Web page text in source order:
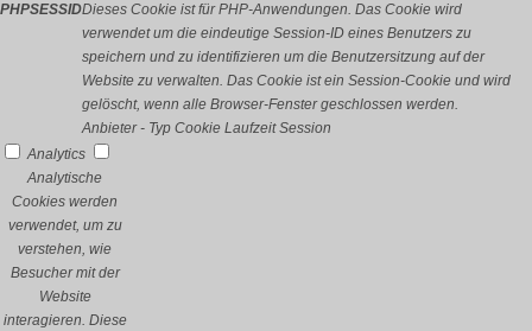
PHPSESSIDDieses Cookie ist für PHP-Anwendungen. Das Cookie wird
verwendet um die eindeutige Session-ID eines Benutzers zu
speichern und zu identifizieren um die Benutzersitzung auf der
Website zu verwalten. Das Cookie ist ein Session-Cookie und wird
gelöscht, wenn alle Browser-Fenster geschlossen werden.
Anbieter - Typ Cookie Laufzeit Session
Analytics
Analytische
Cookies werden
verwendet, um zu
verstehen, wie
Besucher mit der
Website
interagieren. Diese